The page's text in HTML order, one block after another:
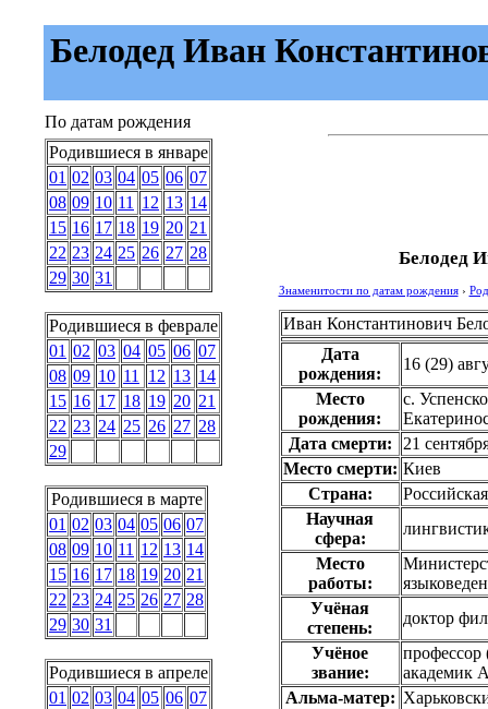
Белодед Иван
По датам рождения
Родившиеся в январе
01 02 03 04 05 06 07
08 09 10 11 12 13 14
15 16 17 18 19 20 21
22 23 24 25 26 27 28
29 30 31
Родившиеся в феврале
01 02 03 04 05 06 07
08 09 10 11 12 13 14
15 16 17 18 19 20 21
22 23 24 25 26 27 28
29
Родившиеся в марте
01 02 03 04 05 06 07
08 09 10 11 12 13 14
15 16 17 18 19 20 21
22 23 24 25 26 27 28
29 30 31
Родившиеся в апреле
01 02 03 04 05 06 07
Белодед
Знаменитости по датам рождения›
Иван Константинович
Дата
рождения:
16 (29)
Место
рождения:
с.
Дата смерти:
21
Место смерти: Киев
Страна:
Научная
сфера:
Место
работы:
Учёная
степень:
доктор
Учёное
звание:
профессор
академик
Альма-матер: